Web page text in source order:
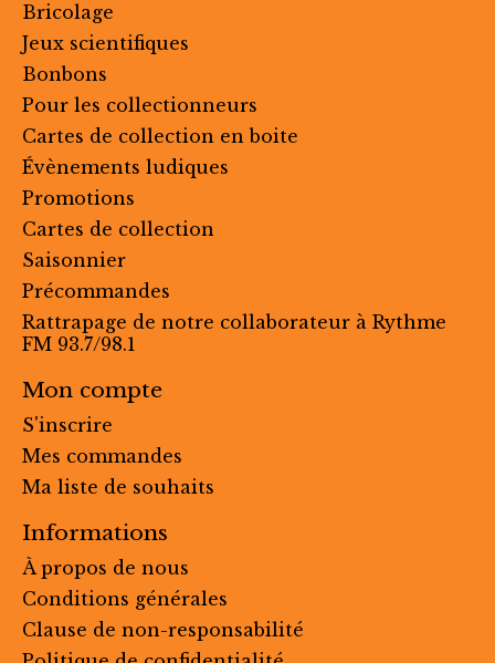
Bricolage
Jeux scientifiques
Bonbons
Pour les collectionneurs
Cartes de collection en boite
Évènements ludiques
Promotions
Cartes de collection
Saisonnier
Précommandes
Rattrapage de notre collaborateur à Rythme
FM 93.7/98.1
Mon compte
S'inscrire
Mes commandes
Ma liste de souhaits
Informations
À propos de nous
Conditions générales
Clause de non-responsabilité